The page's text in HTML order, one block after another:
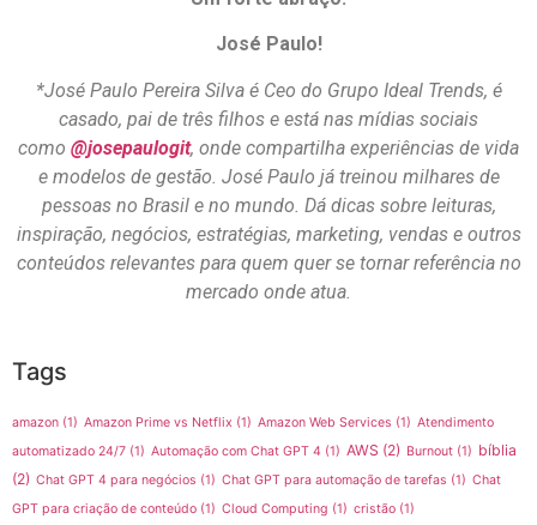
José Paulo!
*José Paulo Pereira Silva é Ceo do Grupo Ideal Trends, é
casado, pai de três filhos e está nas mídias sociais
como @josepaulogit, onde compartilha experiências de vida
e modelos de gestão. José Paulo já treinou milhares de
pessoas no Brasil e no mundo. Dá dicas sobre leituras,
inspiração, negócios, estratégias, marketing, vendas e outros
conteúdos relevantes para quem quer se tornar referência no
mercado onde atua.
Tags
amazon (1) Amazon Prime vs Netflix (1) Amazon Web Services (1) Atendimento
automatizado 24/7 (1) Automação com Chat GPT 4 (1) AWS (2) Burnout (1) bíblia
(2) Chat GPT 4 para negócios (1) Chat GPT para automação de tarefas (1) Chat
GPT para criação de conteúdo (1) Cloud Computing (1) cristão (1)